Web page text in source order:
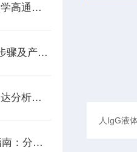
快速内切酶在合成生物学高通量构建中的优势
【干货分享】WB实验步骤及产品的选择
反转录试剂盒在基因表达分析中的应用
预染蛋白marker选购指南：分子量范围、颜色数、批次稳定性